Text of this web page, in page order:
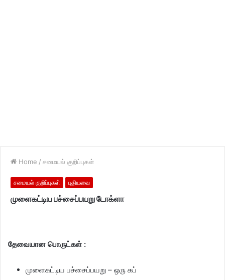
Home / சமையல் குறிப்புகள்
சமையல் குறிப்புகள் புதியவை
முளைகட்டிய பச்சைப்பயறு டோக்ளா
தேவையான பொருட்கள் :
முளைகட்டிய பச்சைப்பயறு – ஒரு கப்